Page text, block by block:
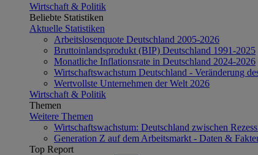
Wirtschaft & Politik
Beliebte Statistiken
Aktuelle Statistiken
Arbeitslosenquote Deutschland 2005-2026
Bruttoinlandsprodukt (BIP) Deutschland 1991-2025
Monatliche Inflationsrate in Deutschland 2024-2026
Wirtschaftswachstum Deutschland - Veränderung
Wertvollste Unternehmen der Welt 2026
Wirtschaft & Politik
Themen
Weitere Themen
Wirtschaftswachstum: Deutschland zwischen
Generation Z auf dem Arbeitsmarkt - Daten &
Top Report